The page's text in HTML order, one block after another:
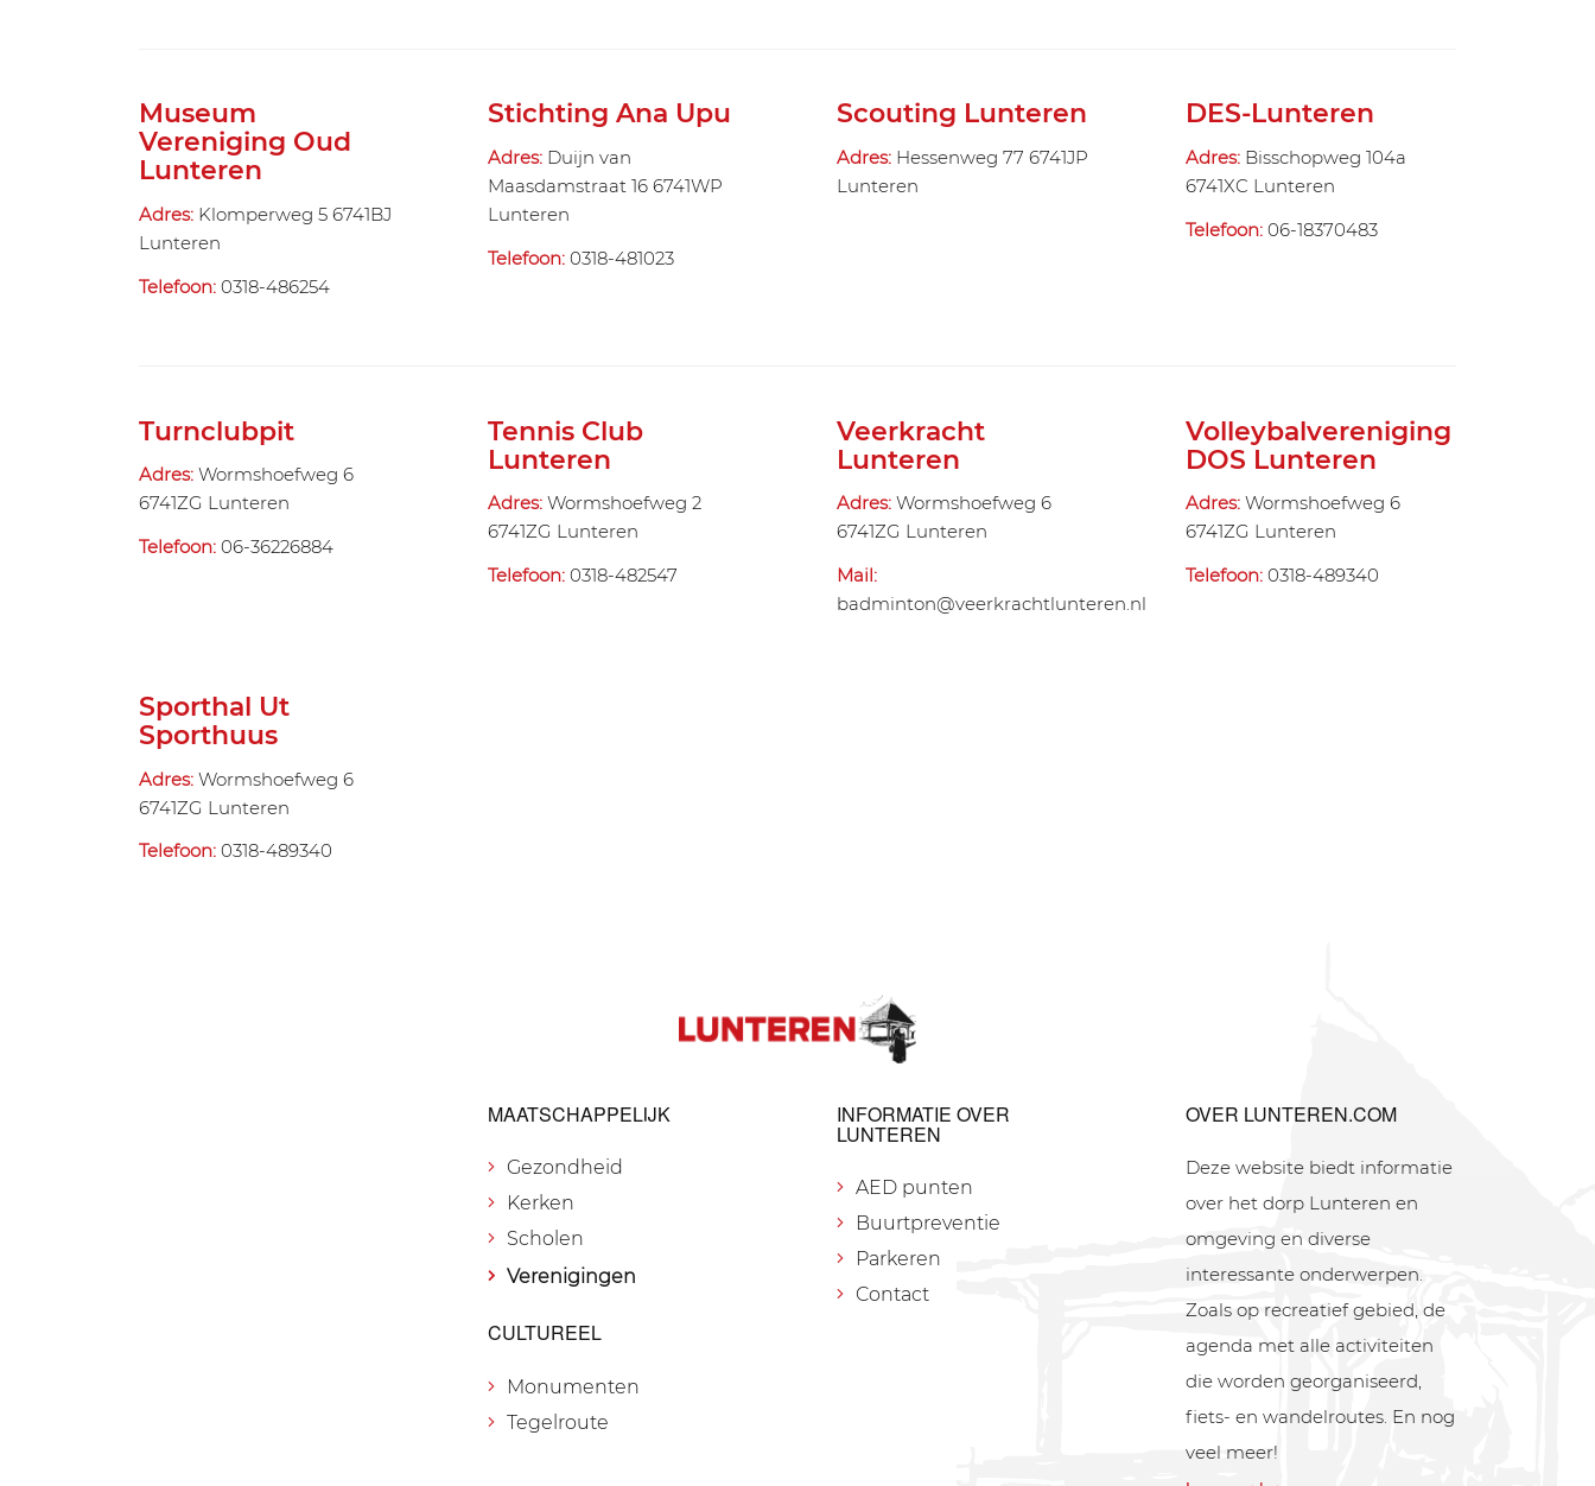
Museum
Vereniging Oud
Lunteren
Adres: Klomperweg 5 6741BJ
Lunteren
Telefoon: 0318-486254
Stichting Ana Upu
Adres: Duijn van
Maasdamstraat 16 6741WP
Lunteren
Telefoon:0318-481023
Scouting Lunteren
Adres: Hessenweg 77 6741JP
Lunteren
DES-Lunteren
Adres: Bisschopweg 104a
6741XC Lunteren
Telefoon:06-18370483
Turnclubpit
Adres: Wormshoefweg 6
6741ZG Lunteren
Telefoon: 06-36226884
Tennis Club
Lunteren
Adres:Wormshoefweg 2
6741ZG Lunteren
Telefoon:0318-482547
Veerkracht
Lunteren
Adres:Wormshoefweg 6
6741ZG Lunteren
Mail:
badminton@veerkrachtlunteren.nl
Volleybalvereniging
DOS Lunteren
Adres:Wormshoefweg 6
6741ZG Lunteren
Telefoon:0318-489340
Sporthal Ut
Sporthuus
Adres: Wormshoefweg 6
6741ZG Lunteren
Telefoon: 0318-489340
MAATSCHAPPELIJK
Gezondheid
Kerken
Scholen
Verenigingen
CULTUREEL
Monumenten
Tegelroute
INFORMATIE OVER
LUNTEREN
AED punten
Buurtpreventie
Parkeren
Contact
OVER LUNTEREN.COM
Deze website biedt informatie
over het dorp Lunteren en
omgeving en diverse
interessante onderwerpen.
Zoals op recreatief gebied, de
agenda met alle activiteiten
die worden georganiseerd,
fiets- en wandelroutes. En nog
veel meer!